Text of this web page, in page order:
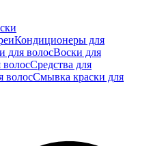
Кондиционеры для
для волосВоски для
волосСредства для
волосСмывка краски для